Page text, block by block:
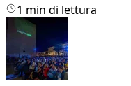
1 min di lettura